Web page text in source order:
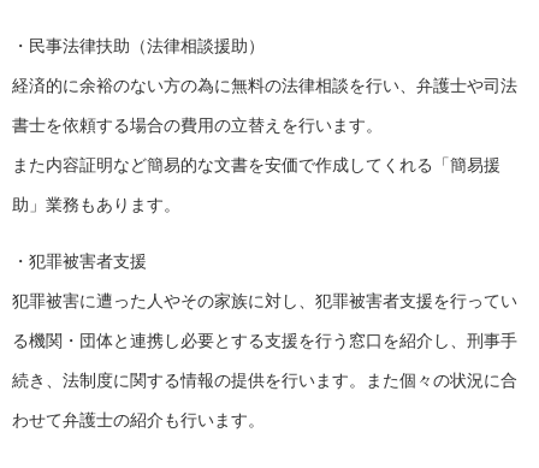
・民事法律扶助（法律相談援助）
経済的に余裕のない方の為に無料の法律相談を行い、弁護士や司法
書士を依頼する場合の費用の立替えを行います。
また内容証明など簡易的な文書を安価で作成してくれる「簡易援
助」業務もあります。
・犯罪被害者支援
犯罪被害に遭った人やその家族に対し、犯罪被害者支援を行ってい
る機関・団体と連携し必要とする支援を行う窓口を紹介し、刑事手
続き、法制度に関する情報の提供を行います。また個々の状況に合
わせて弁護士の紹介も行います。